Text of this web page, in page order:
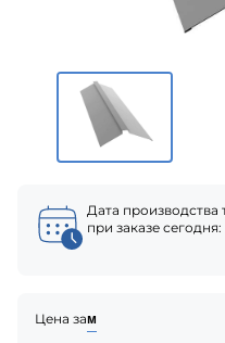
Дата производства
при заказе сегодня:
Цена зам